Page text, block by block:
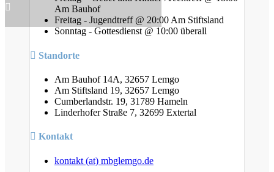
Am Bauhof
Freitag - Jugendtreff @ 20:00 Am Stiftsland
Sonntag - Gottesdienst @ 10:00 überall
Standorte
Am Bauhof 14A, 32657 Lemgo
Am Stiftsland 19, 32657 Lemgo
Cumberlandstr. 19, 31789 Hameln
Linderhofer Straße 7, 32699 Extertal
Kontakt
kontakt (at) mbglemgo.de